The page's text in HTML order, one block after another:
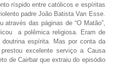
ríspido entre católicos e espíritas
padre João Batista Van Esse.
através das páginas de “O Matão”,
a polêmica religiosa. Eram de
espírita. Mas por conta da
excelente serviço a Causa
de Cairbar que extraiu do episódio